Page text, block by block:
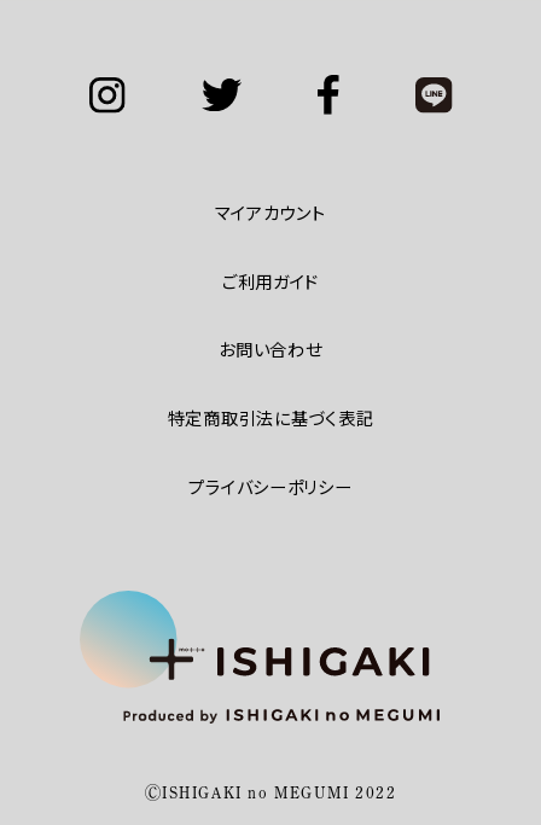
マイアカウント
ご利用ガイド
お問い合わせ
特定商取引法に基づく表記
プライバシーポリシー
ⒸISHIGAKI no MEGUMI 2022